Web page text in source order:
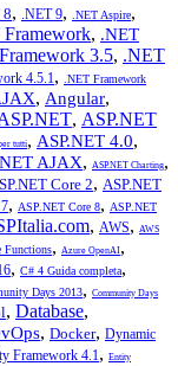
8, .NET 9, .NET Aspire,
, .NET
3.5, .NET
4.5.1 ,
.NET Framework
, Angular,
, ASP.NET
tutti, ASP.NET 4.0,
AJAX, ASP.NET Charting,
Core 2, ASP.NET
, ASP.NET Core 8, ASP.NET
, AWS,
AWS
Functions, Azure OpenAI,
, C# 4 Guida completa,
Days 2013, Community Days
, Database,
, Docker, Dynamic
Framework 4.1 , Entity